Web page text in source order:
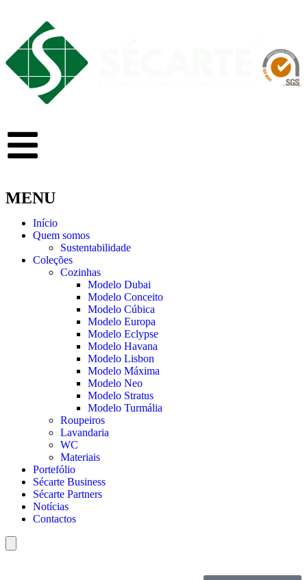
MENU
Início
Quem somos
Sustentabilidade
Coleções
Cozinhas
Modelo Dubai
Modelo Conceito
Modelo Cúbica
Modelo Europa
Modelo Eclypse
Modelo Havana
Modelo Lisbon
Modelo Máxima
Modelo Neo
Modelo Stratus
Modelo Turmália
Roupeiros
Lavandaria
WC
Materiais
Portefólio
Sécarte Business
Sécarte Partners
Notícias
Contactos